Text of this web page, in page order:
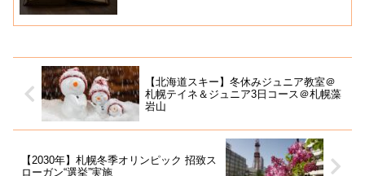
【北海道スキー】冬休みジュニア教室＠
札幌テイネ＆ジュニア3日コース＠札幌藻
岩山
【2030年】札幌冬季オリンピック 招致ス
ローガン“選挙”実施